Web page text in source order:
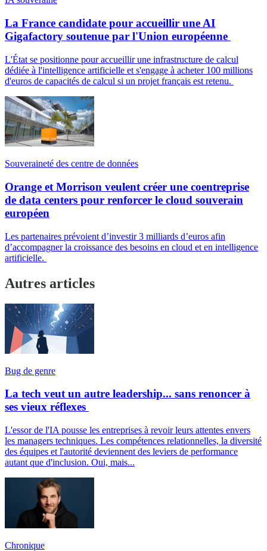
La France candidate pour accueillir une AI
Gigafactory soutenue par l'Union européenne
L'État se positionne pour accueillir une infrastructure de calcul
dédiée à l'intelligence artificielle et s'engage à acheter 100 millions
d'euros de capacités de calcul si un projet français est retenu.
Souveraineté des centre de données
Orange et Morrison veulent créer une coentreprise
de data centers pour renforcer le cloud souverain
européen
Les partenaires prévoient d’investir 3 milliards d’euros afin
d’accompagner la croissance des besoins en cloud et en intelligence
artificielle.
Autres articles
Bug de genre
La tech veut un autre leadership... sans renoncer à
ses vieux réflexes
L'essor de l'IA pousse les entreprises à revoir leurs attentes envers
les managers techniques. Les compétences relationnelles, la diversité
des équipes et l'autorité deviennent des leviers de performance
autant que d'inclusion. Oui, mais...
Chronique